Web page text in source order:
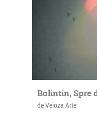
Bolintin, Spre
de Veioza Arte